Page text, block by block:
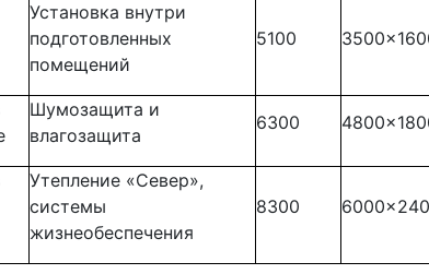
Установка внутри
подготовленных
помещений
5100
Шумозащита и
влагозащита
6300
Утепление «Север»,
системы
жизнеобеспечения
8300